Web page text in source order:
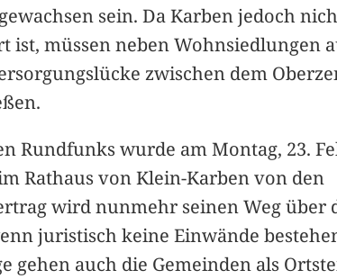
sein. Da Karben jedoch
müssen neben Wohnsiedlungen
zwischen dem
Rundfunks wurde am Montag, 23.
Rathaus von Klein-Karben von den
wird nunmehr seinen Weg über
juristisch keine Einwände
gehen auch die Gemeinden als